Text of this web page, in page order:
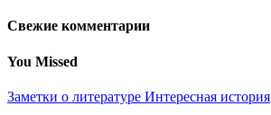
Свежие комментарии
You Missed
Заметки о литературе Интересная история